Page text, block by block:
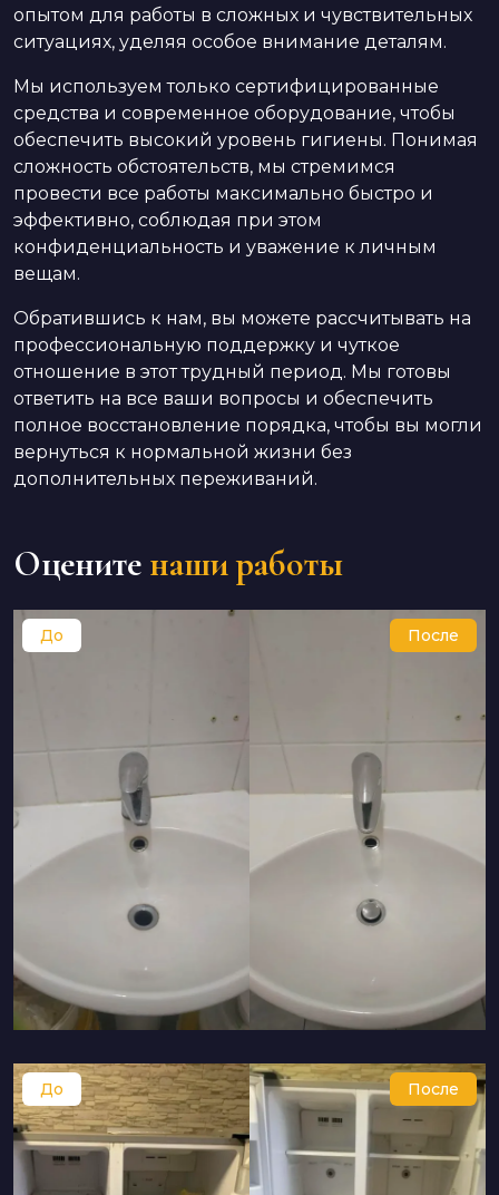
опытом для работы в сложных и чувствительных
ситуациях, уделяя особое внимание деталям.
Мы используем только сертифицированные
средства и современное оборудование, чтобы
обеспечить высокий уровень гигиены. Понимая
сложность обстоятельств, мы стремимся
провести все работы максимально быстро и
эффективно, соблюдая при этом
конфиденциальность и уважение к личным
вещам.
Обратившись к нам, вы можете рассчитывать на
профессиональную поддержку и чуткое
отношение в этот трудный период. Мы готовы
ответить на все ваши вопросы и обеспечить
полное восстановление порядка, чтобы вы могли
вернуться к нормальной жизни без
дополнительных переживаний.
Оцените наши работы